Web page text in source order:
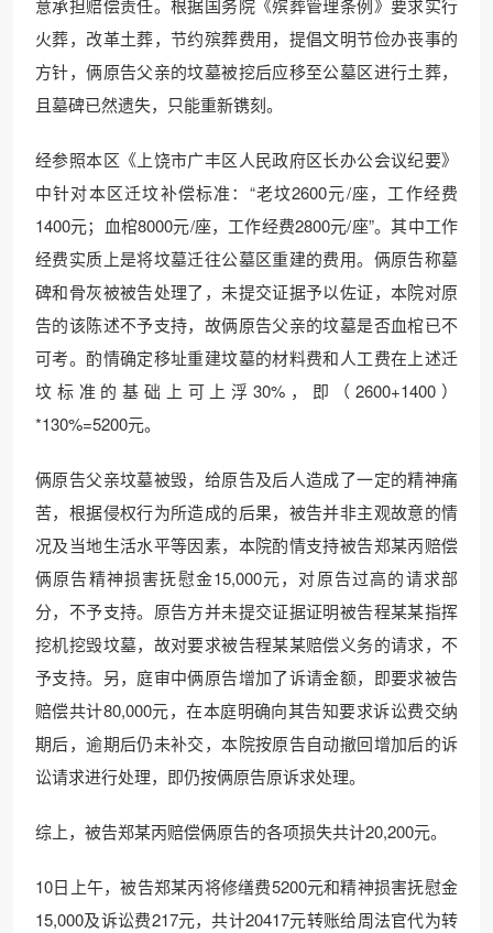
意承担赔偿责任。根据国务院《殡葬管理条例》要求实行
火葬，改革土葬，节约殡葬费用，提倡文明节俭办丧事的
方针，俩原告父亲的坟墓被挖后应移至公墓区进行土葬，
且墓碑已然遗失，只能重新镌刻。
经参照本区《上饶市广丰区人民政府区长办公会议纪要》
中针对本区迁坟补偿标准：“老坟2600元/座，工作经费
1400元；血棺8000元/座，工作经费2800元/座”。其中工作
经费实质上是将坟墓迁往公墓区重建的费用。俩原告称墓
碑和骨灰被被告处理了，未提交证据予以佐证，本院对原
告的该陈述不予支持，故俩原告父亲的坟墓是否血棺已不
可考。酌情确定移址重建坟墓的材料费和人工费在上述迁
坟标准的基础上可上浮30%，即（2600+1400）
*130%=5200元。
俩原告父亲坟墓被毁，给原告及后人造成了一定的精神痛
苦，根据侵权行为所造成的后果，被告并非主观故意的情
况及当地生活水平等因素，本院酌情支持被告郑某丙赔偿
俩原告精神损害抚慰金15,000元，对原告过高的请求部
分，不予支持。原告方并未提交证据证明被告程某某指挥
挖机挖毁坟墓，故对要求被告程某某赔偿义务的请求，不
予支持。另，庭审中俩原告增加了诉请金额，即要求被告
赔偿共计80,000元，在本庭明确向其告知要求诉讼费交纳
期后，逾期后仍未补交，本院按原告自动撤回增加后的诉
讼请求进行处理，即仍按俩原告原诉求处理。
综上，被告郑某丙赔偿俩原告的各项损失共计20,200元。
10日上午，被告郑某丙将修缮费5200元和精神损害抚慰金
15,000及诉讼费217元，共计20417元转账给周法官代为转